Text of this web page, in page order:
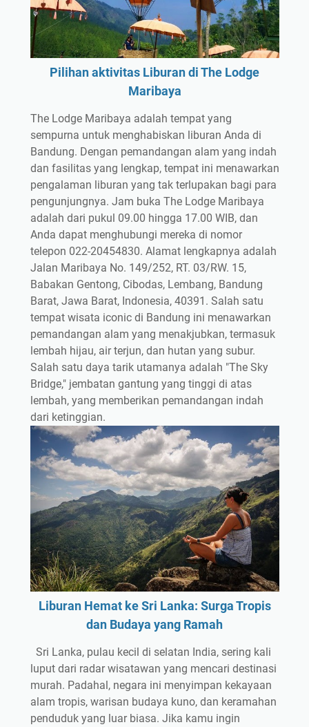
Pilihan aktivitas Liburan di The Lodge
Maribaya
The Lodge Maribaya adalah tempat yang
sempurna untuk menghabiskan liburan Anda di
Bandung. Dengan pemandangan alam yang indah
dan fasilitas yang lengkap, tempat ini menawarkan
pengalaman liburan yang tak terlupakan bagi para
pengunjungnya. Jam buka The Lodge Maribaya
adalah dari pukul 09.00 hingga 17.00 WIB, dan
Anda dapat menghubungi mereka di nomor
telepon 022-20454830. Alamat lengkapnya adalah
Jalan Maribaya No. 149/252, RT. 03/RW. 15,
Babakan Gentong, Cibodas, Lembang, Bandung
Barat, Jawa Barat, Indonesia, 40391. Salah satu
tempat wisata iconic di Bandung ini menawarkan
pemandangan alam yang menakjubkan, termasuk
lembah hijau, air terjun, dan hutan yang subur.
Salah satu daya tarik utamanya adalah "The Sky
Bridge," jembatan gantung yang tinggi di atas
lembah, yang memberikan pemandangan indah
dari ketinggian.
Liburan Hemat ke Sri Lanka: Surga Tropis
dan Budaya yang Ramah
Sri Lanka, pulau kecil di selatan India, sering kali
luput dari radar wisatawan yang mencari destinasi
murah. Padahal, negara ini menyimpan kekayaan
alam tropis, warisan budaya kuno, dan keramahan
penduduk yang luar biasa. Jika kamu ingin